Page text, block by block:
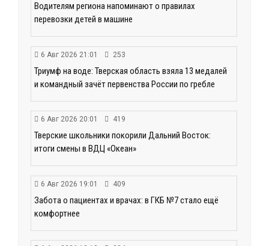
Водителям региона напоминают о правилах
перевозки детей в машине
6 Авг 2026 21:01 253
Триумф на воде: Тверская область взяла 13 медалей
и командный зачёт первенства России по гребле
6 Авг 2026 20:01 419
Тверские школьники покорили Дальний Восток:
итоги смены в ВДЦ «Океан»
6 Авг 2026 19:01 409
Забота о пациентах и врачах: в ГКБ №7 стало ещё
комфортнее